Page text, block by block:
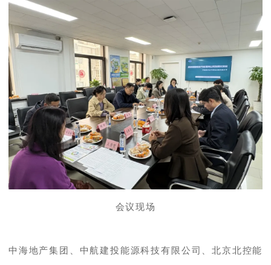
会议现场
中海地产集团、中航建投能源科技有限公司、北京北控能